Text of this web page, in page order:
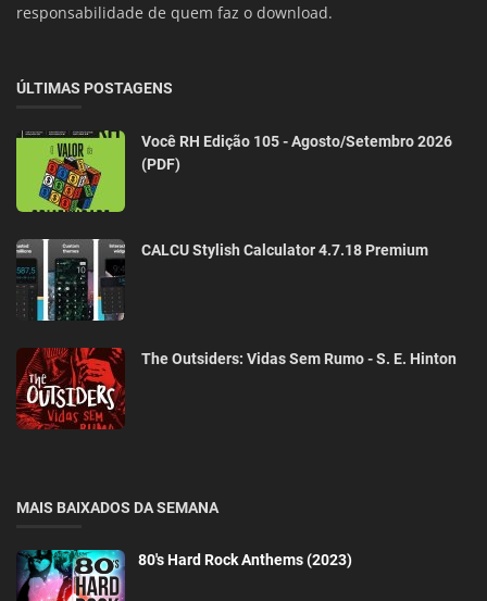
responsabilidade de quem faz o download.
ÚLTIMAS POSTAGENS
Você RH Edição 105 - Agosto/Setembro 2026
(PDF)
CALCU Stylish Calculator 4.7.18 Premium
The Outsiders: Vidas Sem Rumo - S. E. Hinton
MAIS BAIXADOS DA SEMANA
80's Hard Rock Anthems (2023)